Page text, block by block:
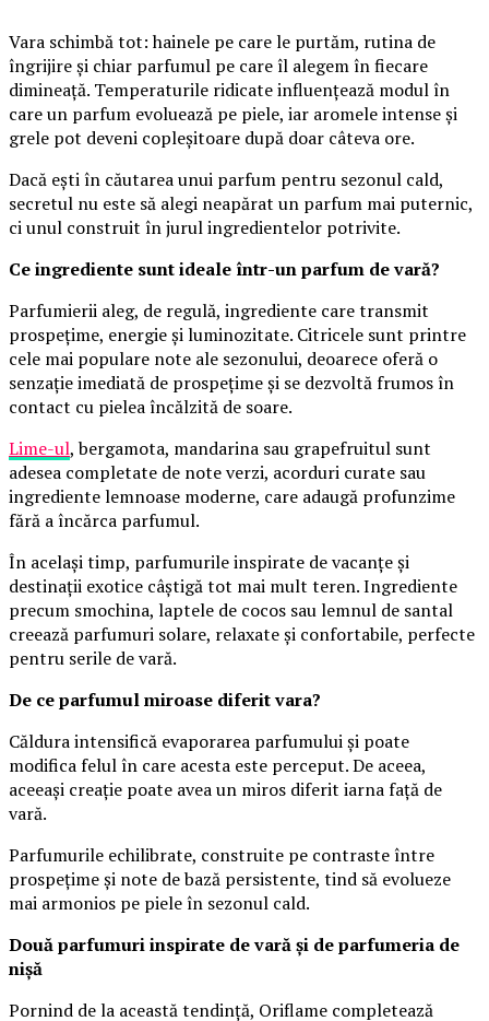
Vara schimbă tot: hainele pe care le purtăm, rutina de
îngrijire și chiar parfumul pe care îl alegem în fiecare
dimineață. Temperaturile ridicate influențează modul în
care un parfum evoluează pe piele, iar aromele intense și
grele pot deveni copleșitoare după doar câteva ore.
Dacă ești în căutarea unui parfum pentru sezonul cald,
secretul nu este să alegi neapărat un parfum mai puternic,
ci unul construit în jurul ingredientelor potrivite.
Ce ingrediente sunt ideale într-un parfum de vară?
Parfumierii aleg, de regulă, ingrediente care transmit
prospețime, energie și luminozitate. Citricele sunt printre
cele mai populare note ale sezonului, deoarece oferă o
senzație imediată de prospețime și se dezvoltă frumos în
contact cu pielea încălzită de soare.
Lime-ul, bergamota, mandarina sau grapefruitul sunt
adesea completate de note verzi, acorduri curate sau
ingrediente lemnoase moderne, care adaugă profunzime
fără a încărca parfumul.
În același timp, parfumurile inspirate de vacanțe și
destinații exotice câștigă tot mai mult teren. Ingrediente
precum smochina, laptele de cocos sau lemnul de santal
creează parfumuri solare, relaxate și confortabile, perfecte
pentru serile de vară.
De ce parfumul miroase diferit vara?
Căldura intensifică evaporarea parfumului și poate
modifica felul în care acesta este perceput. De aceea,
aceeași creație poate avea un miros diferit iarna față de
vară.
Parfumurile echilibrate, construite pe contraste între
prospețime și note de bază persistente, tind să evolueze
mai armonios pe piele în sezonul cald.
Două parfumuri inspirate de vară și de parfumeria de
nișă
Pornind de la această tendință, Oriflame completează